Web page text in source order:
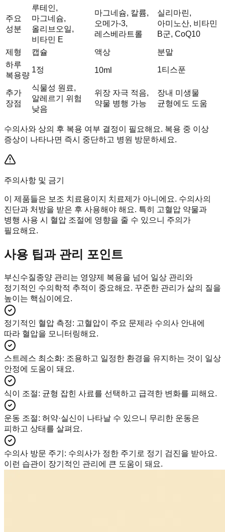
주요
성분
루테인,
마그네슘,
올리브오일,
비타민 E
마그네슘, 칼륨,
오메가-3,
레스베라트롤
실리마린,
아미노산, 비타민
B군, CoQ10
제형 캡슐 액상
분말
하루
복용량
1정 10ml 1티스푼
추가
장점
식물성 원료,
알레르기 위험
낮음
위장 자극 적음,
약물 병행 가능
장내 미생물
균형에도 도움
수의사와 상의 후 복용 여부 결정이 필요해요. 복용 중 이상
증상이 나타나면 즉시 중단하고 병원 방문하세요.
주의사항 및 금기
이 제품들은 보조 치료용이지 치료제가 아니에요. 수의사의
진단과 처방을 받은 후 사용해야 해요. 특히 고혈압 약물과
병행 사용 시 혈압 조절에 영향을 줄 수 있으니 주의가
필요해요.
사용 팁과 관리 포인트
부신수질종양 관리는 영양제 복용을 넘어 일상 관리와
정기적인 수의학적 추적이 중요해요. 꾸준한 관리가 삶의 질을
높이는 핵심이에요.
정기적인 혈압 측정: 고혈압이 주요 문제라 수의사 안내에
따라 혈압을 모니터링해요.
스트레스 최소화: 조용하고 일정한 환경을 유지하는 것이 일상
안정에 도움이 돼요.
식이 조절: 균형 잡힌 사료를 선택하고 급격한 변화를 피해요.
운동 조절: 허약·실신이 나타날 수 있으니 무리한 운동은
피하고 상태를 살펴요.
수의사 방문 주기 : 수의사가 정한 주기로 정기 검진을 받아요.
이런 습관이 장기적인 관리에 큰 도움이 돼요.